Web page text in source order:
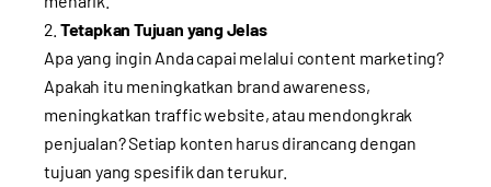
Tetapkan Tujuan yang Jelas
Apa yang ingin Anda capai melalui content marketing?
Apakah itu meningkatkan brand awareness,
meningkatkan traffic website, atau mendongkrak
penjualan? Setiap konten harus dirancang dengan
tujuan yang spesifik dan terukur.